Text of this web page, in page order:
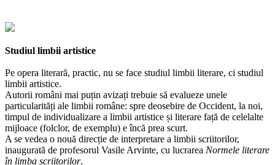
Studiul limbii artistice
Pe opera literară, practic, nu se face studiul limbii literare, ci studiul
limbii artistice.
Autorii români mai puțin avizați trebuie să evalueze unele
particularități ale limbii române: spre deosebire de Occident, la noi,
timpul de individualizare a limbii artistice și literare față de celelalte
mijloace (folclor, de exemplu) e încă prea scurt.
A se vedea o nouă direcție de interpretare a limbii scriitorilor,
inaugurată de profesorul Vasile Arvinte, cu lucrarea Normele literare
în limba scriitorilor.